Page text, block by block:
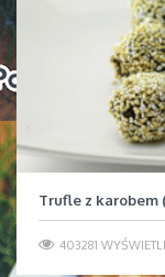
Trufle z karobem
403281